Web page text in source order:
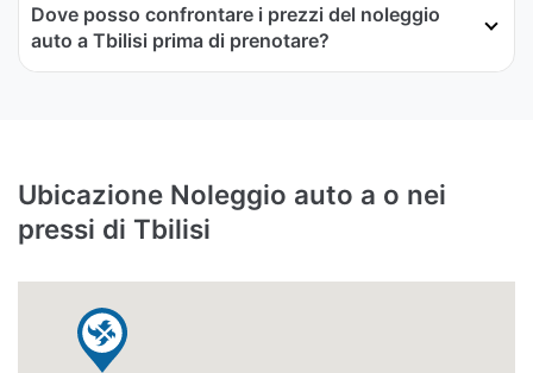
Dove posso confrontare i prezzi del noleggio
auto a Tbilisi prima di prenotare?
Ubicazione Noleggio auto a o nei
pressi di Tbilisi